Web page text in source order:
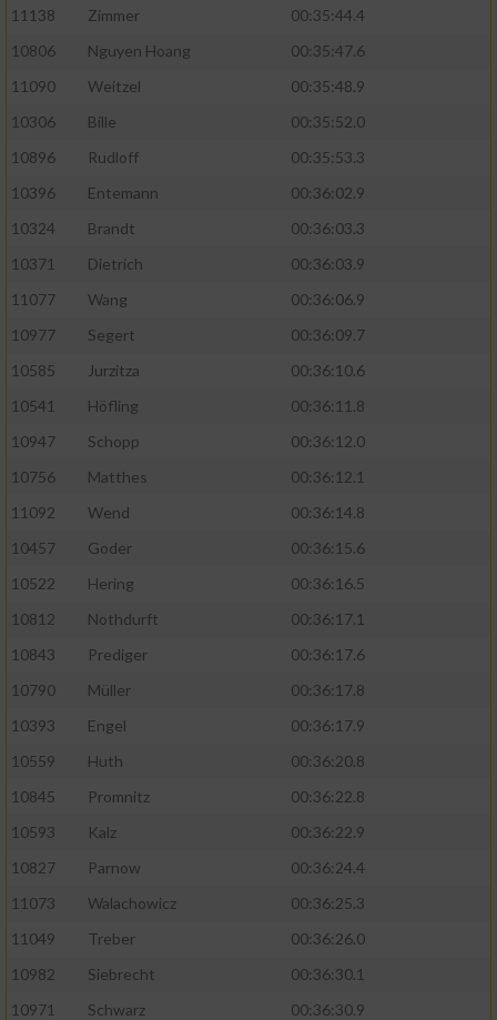
11138
Zimmer
00:35:44.4
10806
Nguyen Hoang
00:35:47.6
11090
Weitzel
00:35:48.9
10306
Bille
00:35:52.0
10896
Rudloff
00:35:53.3
10396
Entemann
00:36:02.9
10324
Brandt
00:36:03.3
10371
Dietrich
00:36:03.9
11077
Wang
00:36:06.9
10977
Segert
00:36:09.7
10585
Jurzitza
00:36:10.6
10541
Höfling
00:36:11.8
10947
Schopp
00:36:12.0
10756
Matthes
00:36:12.1
11092
Wend
00:36:14.8
10457
Goder
00:36:15.6
10522
Hering
00:36:16.5
10812
Nothdurft
00:36:17.1
10843
Prediger
00:36:17.6
10790
Müller
00:36:17.8
10393
Engel
00:36:17.9
10559
Huth
00:36:20.8
10845
Promnitz
00:36:22.8
10593
Kalz
00:36:22.9
10827
Parnow
00:36:24.4
11073
Walachowicz
00:36:25.3
11049
Treber
00:36:26.0
10982
Siebrecht
00:36:30.1
10971
Schwarz
00:36:30.9